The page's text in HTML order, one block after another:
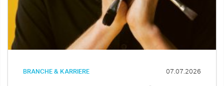
BRANCHE & KARRIERE 07.07.2026